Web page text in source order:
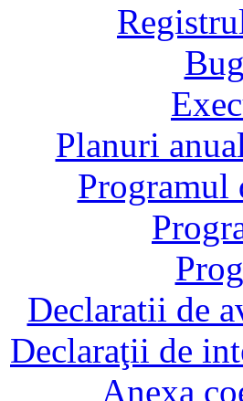
Planuri
Declaratii de
Declaraţii de
Anexa